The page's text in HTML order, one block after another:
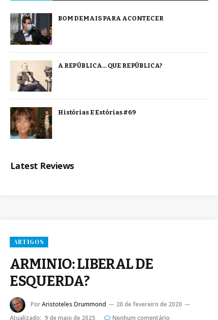
BOM DEMAIS PARA ACONTECER
A REPÚBLICA… QUE REPÚBLICA?
Histórias E Estórias #69
Latest Reviews
ARTIGOS
ARMINIO: LIBERAL DE
ESQUERDA?
PorAristoteles Drummond
20 de fevereiro de 2020
Atualizado: 9 de maio de 2025
Nenhum comentário